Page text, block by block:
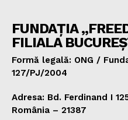
FUNDAȚIA
FILIALA
Formă legală: ONG /
127/PJ/2004
Adresa: Bd. Ferdinand I
România – 21387